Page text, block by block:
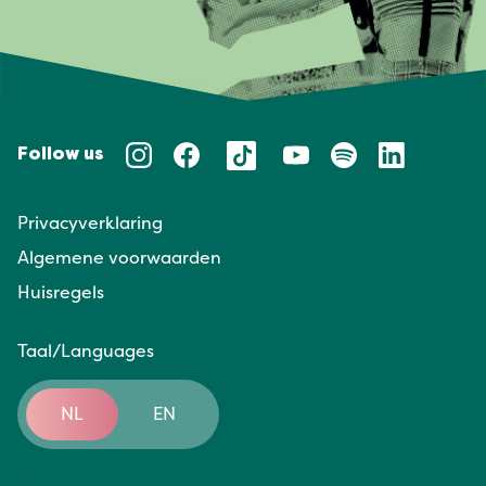
Follow us
Privacyverklaring
Algemene voorwaarden
Huisregels
Taal/Languages
NL EN